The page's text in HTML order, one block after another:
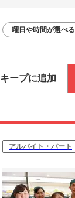
曜日や時間が選べる
キープに追加
アルバイト・パート